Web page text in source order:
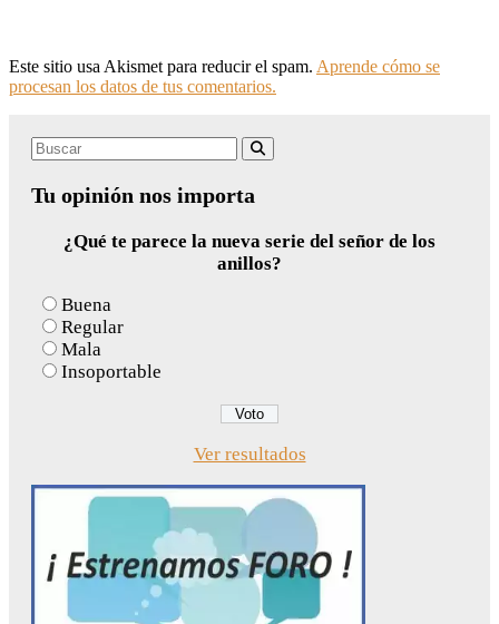
Este sitio usa Akismet para reducir el spam. Aprende cómo se
procesan los datos de tus comentarios.
Search
Tu opinión nos importa
¿Qué te parece la nueva serie del señor de los
anillos?
Buena
Regular
Mala
Insoportable
Ver resultados